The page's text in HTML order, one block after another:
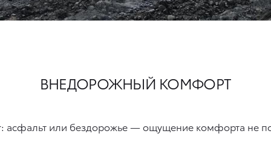
ВНЕДОРОЖНЫЙ КОМФОРТ
асфальт или бездорожье — ощущение комфорта не